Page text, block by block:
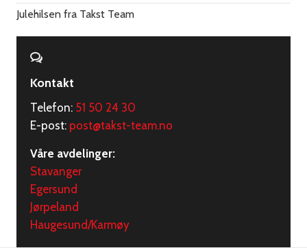
Julehilsen fra Takst Team
Kontakt
Telefon: 51 50 24 30
E-post: post@takst-team.no
Våre avdelinger:
Stavanger
Egersund
Jørpeland
Haugesund/Karmøy